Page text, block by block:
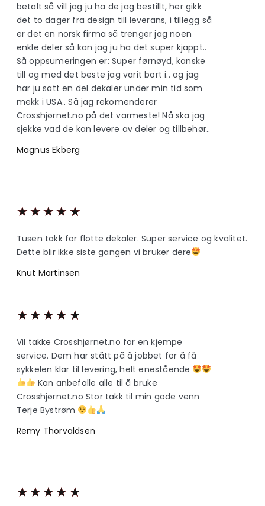
betalt så vill jag ju ha de jag bestillt, her gikk
det to dager fra design till leverans, i tillegg så
er det en norsk firma så trenger jag noen
enkle deler så kan jag ju ha det super kjappt..
Så oppsumeringen er: Super førnøyd, kanske
till og med det beste jag varit bort i.. og jag
har ju satt en del dekaler under min tid som
mekk i USA.. Så jag rekomenderer
Crosshjørnet.no på det varmeste! Nå ska jag
sjekke vad de kan levere av deler og tillbehør..
Magnus Ekberg
★ ★ ★ ★ ★
Tusen takk for flotte dekaler. Super service og kvalitet.
Dette blir ikke siste gangen vi bruker dere
Knut Martinsen
★ ★ ★ ★ ★
Vil takke Crosshjørnet.no for en kjempe
service. Dem har stått på å jobbet for å få
sykkelen klar til levering, helt enestående
Kan anbefalle alle til å bruke
Crosshjørnet.no Stor takk til min gode venn
Terje Bystrøm
Remy Thorvaldsen
★ ★ ★ ★ ★